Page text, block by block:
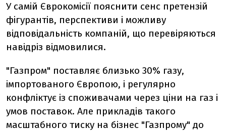
У самій Єврокомісії пояснити сенс претензій
фігурантів, перспективи і можливу
відповідальність компаній, що перевіряються
навідріз відмовилися.
"Газпром" поставляє близько 30% газу,
імпортованого Європою, і регулярно
конфліктує із споживачами через ціни на газ і
умов поставок. Але прикладів такого
масштабного тиску на бізнес "Газпрому" до